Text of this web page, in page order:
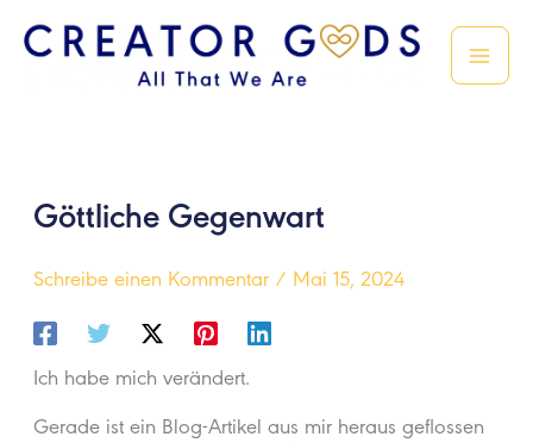
Inhalt
springen
Göttliche Gegenwart
Schreibe einen Kommentar / Mai 15, 2024
Ich habe mich verändert.
Gerade ist ein Blog-Artikel aus mir heraus geflossen